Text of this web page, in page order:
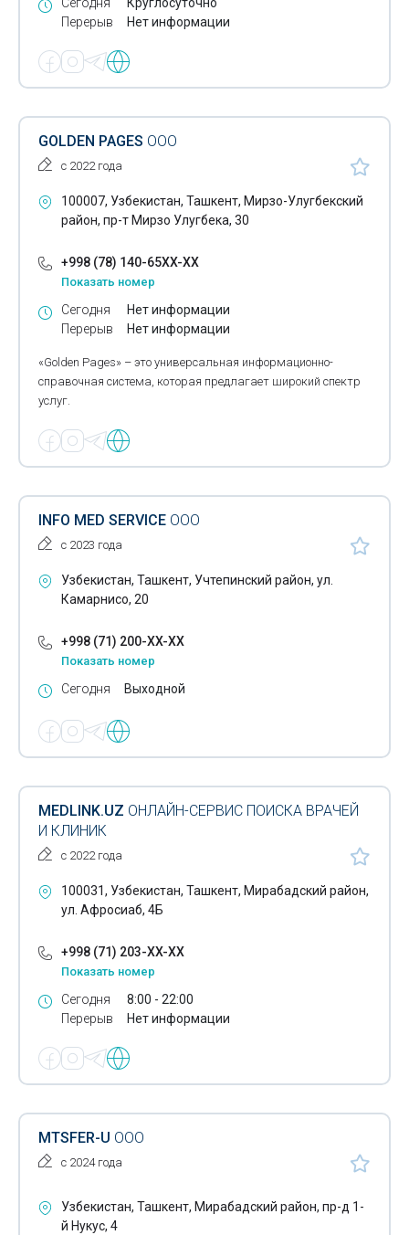
Перерыв
Нет информации
GOLDEN PAGES ООО
с 2022 года
100007, Узбекистан, Ташкент, Мирзо-Улугбекский
район, пр-т Мирзо Улугбека, 30
+998 (78) 140-65XX-XX
Показать номер
Сегодня
Перерыв
Нет информации
Нет информации
«Golden Pages» – это универсальная информационно-
справочная система, которая предлагает широкий спектр
услуг.
INFO MED SERVICE ООО
с 2023 года
Узбекистан, Ташкент, Учтепинский район, ул.
Камарнисо, 20
+998 (71) 200-XX-XX
Показать номер
Сегодня Выходной
MEDLINK.UZ ОНЛАЙН-СЕРВИС ПОИСКА ВРАЧЕЙ
И КЛИНИК
с 2022 года
100031, Узбекистан, Ташкент, Мирабадский район,
ул. Афросиаб, 4Б
+998 (71) 203-XX-XX
Показать номер
Сегодня
Перерыв
8:00 - 22:00
Нет информации
MTSFER-U ООО
с 2024 года
Узбекистан, Ташкент, Мирабадский район, пр-д 1-
й Нукус, 4